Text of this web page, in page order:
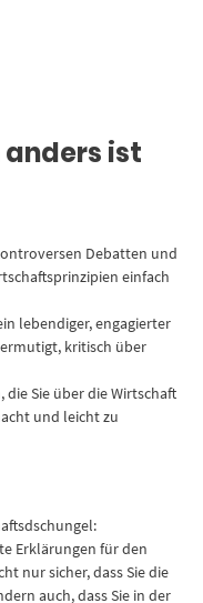
anders ist
Debatten und
einfach
lebendiger, engagierter
kritisch über
Sie über die Wirtschaft
und leicht zu
Erklärungen für den
nur sicher, dass Sie die
auch, dass Sie in der